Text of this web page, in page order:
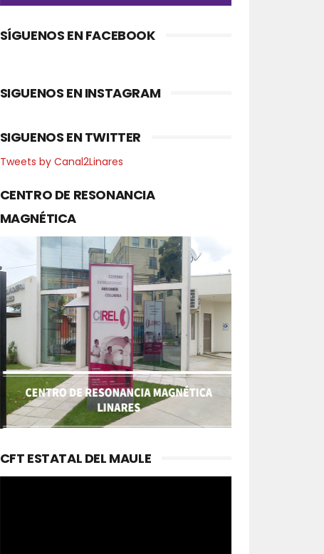
SÍGUENOS EN FACEBOOK
SIGUENOS EN INSTAGRAM
SIGUENOS EN TWITTER
Tweets by Canal2Linares
CENTRO DE RESONANCIA
MAGNÉTICA
CFT ESTATAL DEL MAULE